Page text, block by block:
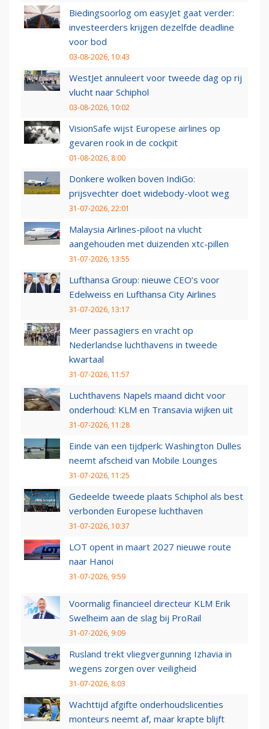
Biedingsoorlog om easyJet gaat verder:
investeerders krijgen dezelfde deadline
voor bod
03-08-2026, 10:43
WestJet annuleert voor tweede dag op rij
vlucht naar Schiphol
03-08-2026, 10:02
VisionSafe wijst Europese airlines op
gevaren rook in de cockpit
01-08-2026, 8:00
Donkere wolken boven IndiGo:
prijsvechter doet widebody-vloot weg
31-07-2026, 22:01
Malaysia Airlines-piloot na vlucht
aangehouden met duizenden xtc-pillen
31-07-2026, 13:55
Lufthansa Group: nieuwe CEO’s voor
Edelweiss en Lufthansa City Airlines
31-07-2026, 13:17
Meer passagiers en vracht op
Nederlandse luchthavens in tweede
kwartaal
31-07-2026, 11:57
Luchthavens Napels maand dicht voor
onderhoud: KLM en Transavia wijken uit
31-07-2026, 11:28
Einde van een tijdperk: Washington Dulles
neemt afscheid van Mobile Lounges
31-07-2026, 11:25
Gedeelde tweede plaats Schiphol als best
verbonden Europese luchthaven
31-07-2026, 10:37
LOT opent in maart 2027 nieuwe route
naar Hanoi
31-07-2026, 9:59
Voormalig financieel directeur KLM Erik
Swelheim aan de slag bij ProRail
31-07-2026, 9:09
Rusland trekt vliegvergunning Izhavia in
wegens zorgen over veiligheid
31-07-2026, 8:03
Wachttijd afgifte onderhoudslicenties
monteurs neemt af, maar krapte blijft